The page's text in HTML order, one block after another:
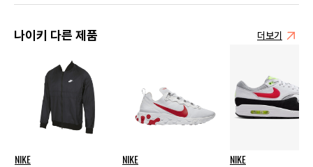
나이키 다른 제품 더보기
NIKE NIKE NIKE